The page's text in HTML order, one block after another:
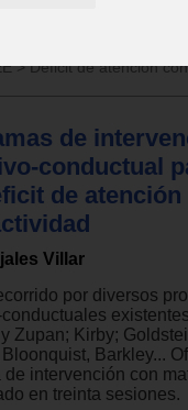
>Déficit de atención
de
conductual
de atención
Villar
por diversos
Zupan; Kirby;
Barkley...
de intervención con
en treinta sesiones.